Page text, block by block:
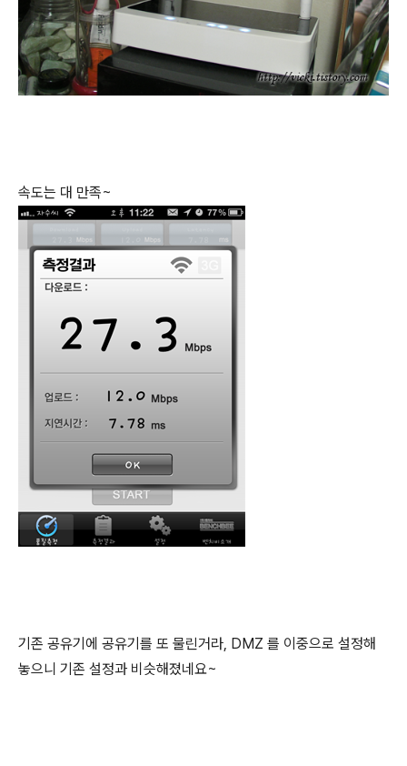
속도는 대 만족~
기존 공유기에 공유기를 또 물린거라, DMZ 를 이중으로 설정해
놓으니 기존 설정과 비슷해졌네요~